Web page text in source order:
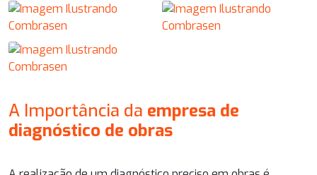
A Importância da empresa de
diagnóstico de obras